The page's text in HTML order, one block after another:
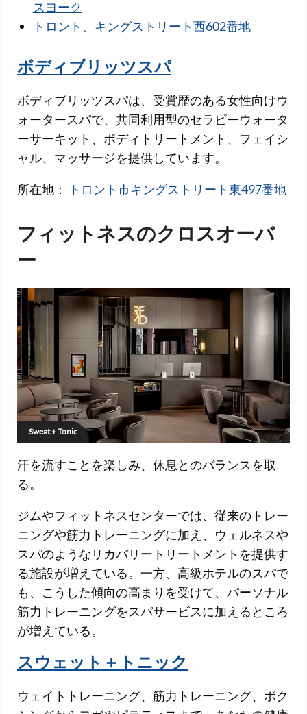
スヨーク
トロント、キングストリート西602番地
ボディブリッツスパ
ボディブリッツスパは、受賞歴のある女性向けウ
ォータースパで、共同利用型のセラピーウォータ
ーサーキット、ボディトリートメント、フェイシ
ャル、マッサージを提供しています。
所在地： トロント市キングストリート東497番地
フィットネスのクロスオーバ
ー
Sweat + Tonic
汗を流すことを楽しみ、休息とのバランスを取
る。
ジムやフィットネスセンターでは、従来のトレー
ニングや筋力トレーニングに加え、ウェルネスや
スパのようなリカバリートリートメントを提供す
る施設が増えている。一方、高級ホテルのスパで
も、こうした傾向の高まりを受けて、パーソナル
筋力トレーニングをスパサービスに加えるところ
が増えている。
スウェット＋トニック
ウェイトトレーニング、筋力トレーニング、ボク